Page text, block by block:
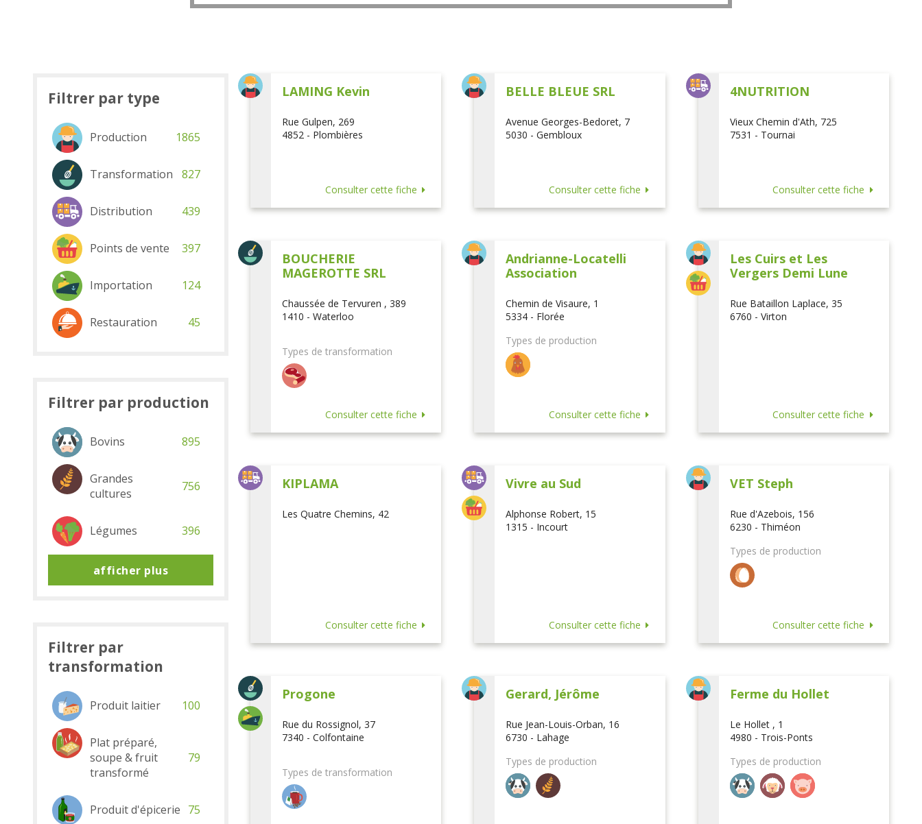
LAMING Kevin
Rue Gulpen, 269
4852 - Plombières
Consulter cette fiche
BELLE BLEUE SRL
Avenue Georges-Bedoret, 7
5030 - Gembloux
Consulter cette fiche
4NUTRITION
Vieux Chemin d'Ath, 725
7531 - Tournai
Consulter cette fiche
BOUCHERIE
MAGEROTTE SRL
Chaussée de Tervuren , 389
1410 - Waterloo
Types de transformation
Consulter cette fiche
Andrianne-Locatelli
Association
Chemin de Visaure, 1
5334 - Florée
Types de production
Consulter cette fiche
Les Cuirs et Les
Vergers Demi Lune
Rue Bataillon Laplace, 35
6760 - Virton
Consulter cette fiche
KIPLAMA
Les Quatre Chemins, 42
Consulter cette fiche
Vivre au Sud
Alphonse Robert, 15
1315 - Incourt
Consulter cette fiche
VET Steph
Rue d'Azebois, 156
6230 - Thiméon
Types de production
Consulter cette fiche
Progone
Rue du Rossignol, 37
7340 - Colfontaine
Types de transformation
Gerard, Jérôme
Rue Jean-Louis-Orban, 16
6730 - Lahage
Types de production
Ferme du Hollet
Le Hollet , 1
4980 - Trois-Ponts
Types de production
Filtrer par type
Production 1865
Transformation 827
Distribution 439
Points de vente 397
Importation 124
Restauration 45
Filtrer par production
Bovins 895
Grandes
cultures
756
Légumes 396
afficher plus
Filtrer par
transformation
Produit laitier 100
Plat préparé,
soupe & fruit
transformé
79
Produit d'épicerie 75